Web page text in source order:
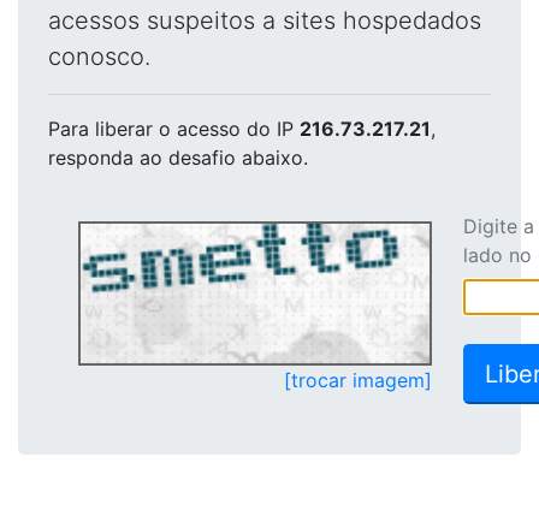
acessos suspeitos a sites hospedados
conosco.
Para liberar o acesso do IP 216.73.217.21,
responda ao desafio abaixo.
[trocar imagem]
Digite
lado no